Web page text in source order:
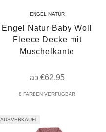
ENGEL NATUR
Engel Natur Baby Woll
Fleece Decke mit
Muschelkante
Angebot
ab €62,95
8 FARBEN VERFÜGBAR
AUSVERKAUFT